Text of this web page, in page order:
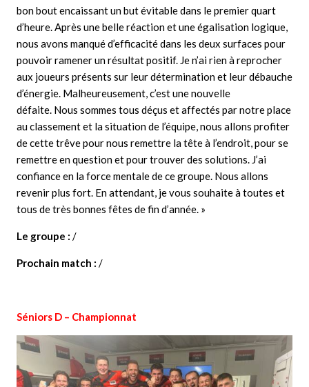
bon bout encaissant un but évitable dans le premier quart
d’heure. Après une belle réaction et une égalisation logique,
nous avons manqué d’efficacité dans les deux surfaces pour
pouvoir ramener un résultat positif. Je n’ai rien à reprocher
aux joueurs présents sur leur détermination et leur débauche
d’énergie. Malheureusement, c’est une nouvelle
défaite. Nous sommes tous déçus et affectés par notre place
au classement et la situation de l’équipe, nous allons profiter
de cette trêve pour nous remettre la tête à l’endroit, pour se
remettre en question et pour trouver des solutions. J’ai
confiance en la force mentale de ce groupe. Nous allons
revenir plus fort. En attendant, je vous souhaite à toutes et
tous de très bonnes fêtes de fin d’année. »
Le groupe : /
Prochain match : /
Séniors D – Championnat